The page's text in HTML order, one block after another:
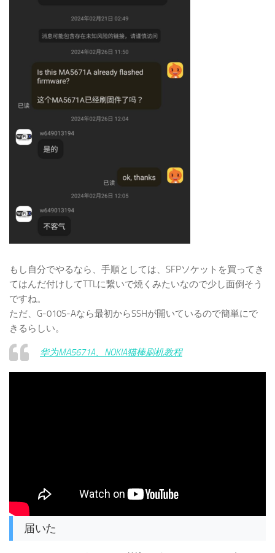
もし自分でやるなら、手順としては、SFPソケットを買ってき
てはんだ付けしてTTLに繋いで焼くみたいなので少し面倒そう
ですね。
ただ、G-010S-Aなら最初からSSHが開いているので簡単にで
きるらしい。
华为MA5671A、NOKIA猫棒刷机教程
届いた